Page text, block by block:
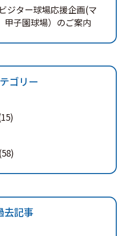
ジター球場応援企画(マ
甲子園球場）のご案内
ゴリー
去記事